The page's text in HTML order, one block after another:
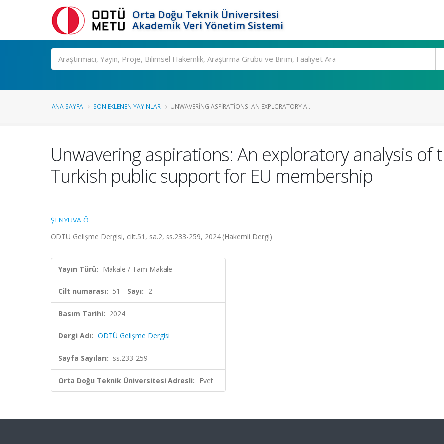
Orta Doğu Teknik Üniversitesi
Akademik Veri Yönetim Sistemi
Ara
ANA SAYFA SON EKLENEN YAYINLAR UNWAVERING ASPIRATIONS: AN EXPLORATORY A...
Unwavering aspirations: An exploratory analysis of
Turkish public support for EU membership
ŞENYUVA Ö.
ODTÜ Gelişme Dergisi, cilt.51, sa.2, ss.233-259, 2024 (Hakemli Dergi)
Yayın Türü: Makale / Tam Makale
Cilt numarası: 51 Sayı: 2
Basım Tarihi: 2024
Dergi Adı: ODTÜ Gelişme Dergisi
Sayfa Sayıları: ss.233-259
Orta Doğu Teknik Üniversitesi Adresli: Evet